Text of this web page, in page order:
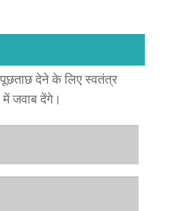
पूछताछ देने के लिए स्वतंत्र
जवाब देंगे।